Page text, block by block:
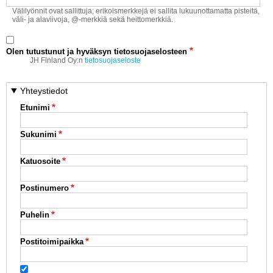
ASIAKASPALVELU JA
MEDIATIEDOT
YHTEYSTIEDOT
Välilyönnit ovat sallittuja; erikoismerkkejä ei sallita lukuunottamatta pisteitä,
väli- ja alaviivoja, @-merkkiä sekä heittomerkkiä.
Olen tutustunut ja hyväksyn tietosuojaselosteen
JH Finland Oy:ntietosuojaseloste
Yhteystiedot
Etunimi
Sukunimi
Katuosoite
Postinumero
Puhelin
Postitoimipaikka